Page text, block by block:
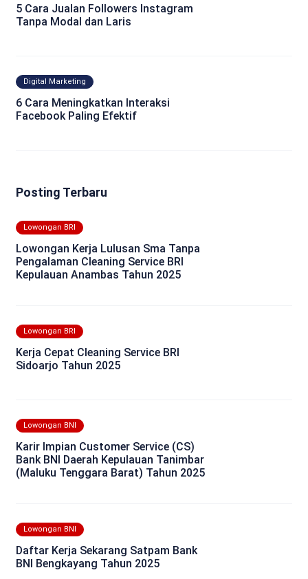
5 Cara Jualan Followers Instagram
Tanpa Modal dan Laris
Digital Marketing
6 Cara Meningkatkan Interaksi
Facebook Paling Efektif
Posting Terbaru
Lowongan BRI
Lowongan Kerja Lulusan Sma Tanpa
Pengalaman Cleaning Service BRI
Kepulauan Anambas Tahun 2025
Lowongan BRI
Kerja Cepat Cleaning Service BRI
Sidoarjo Tahun 2025
Lowongan BNI
Karir Impian Customer Service (CS)
Bank BNI Daerah Kepulauan Tanimbar
(Maluku Tenggara Barat) Tahun 2025
Lowongan BNI
Daftar Kerja Sekarang Satpam Bank
BNI Bengkayang Tahun 2025